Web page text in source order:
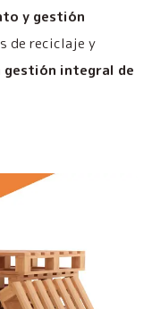
y gestión
de reciclaje y
gestión integral de